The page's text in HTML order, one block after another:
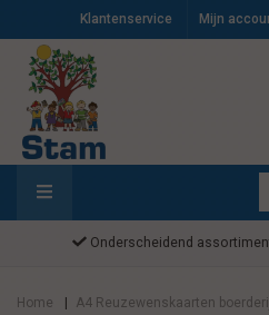
Klantenservice Mijn
Onderscheidend
Home A4 Reuzewenskaarten